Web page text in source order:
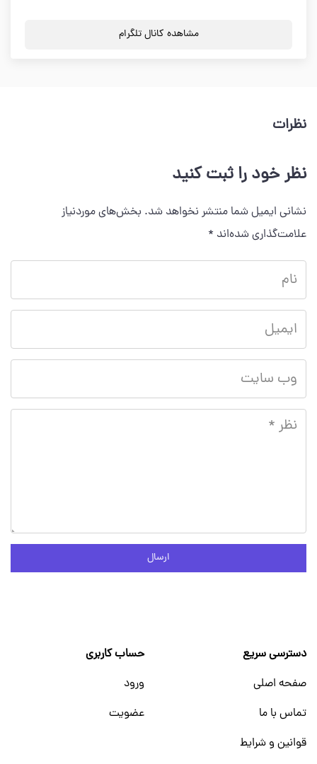
مشاهده کانال تلگرام
نظرات
نظر خود را ثبت کنید
نشانی ایمیل شما منتشر نخواهد شد. بخش‌های موردنیاز
علامت‌گذاری شده‌اند *
ارسال
دسترسی سریع
صفحه اصلی
تماس با ما
قوانین و شرایط
حساب کاربری
ورود
عضویت